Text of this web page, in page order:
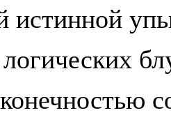
истинной